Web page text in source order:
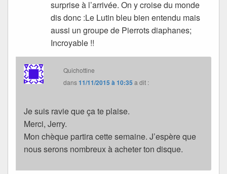
surprise à l’arrivée. On y croise du monde
dis donc :Le Lutin bleu bien entendu mais
aussi un groupe de Pierrots diaphanes;
Incroyable !!
Quichottine
dans11/11/2015 à 10:35 a dit :
Je suis ravie que ça te plaise.
Merci, Jerry.
Mon chèque partira cette semaine. J’espère que
nous serons nombreux à acheter ton disque.